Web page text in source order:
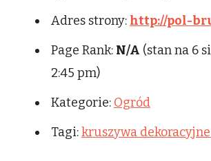
Adres strony: http://pol-
Page Rank: N/A (stan na 6
2:45 pm)
Kategorie: Ogród
Tagi:kruszywa